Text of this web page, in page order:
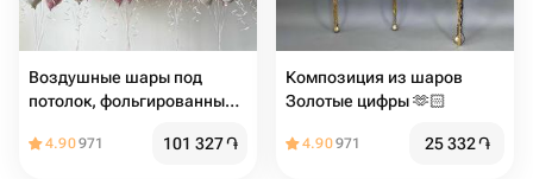
Воздушные шары под
потолок, фольгированные
сердца
4.90971 101 327֏
Композиция из шаров
Золотые цифры 🫶🏻
4.90971 25 332֏